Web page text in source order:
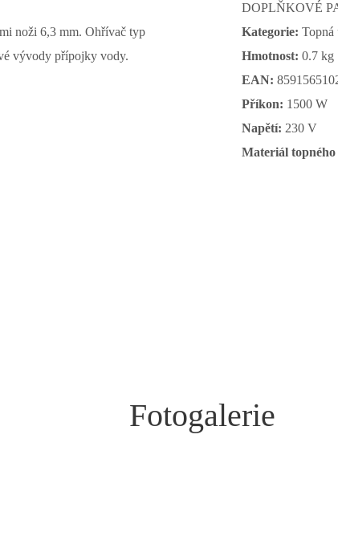
noži 6,3 mm. Ohřívač typ
vývody přípojky vody.
DOPLŇKOVÉ
Kategorie: Topná
Hmotnost: 0.7 kg
EAN:
Příkon: 1500 W
Napětí: 230 V
Materiál topného
Fotogalerie